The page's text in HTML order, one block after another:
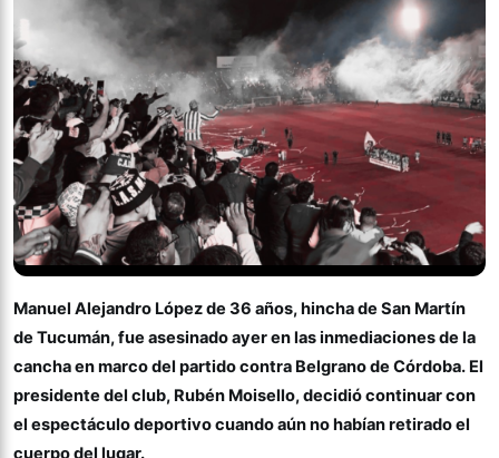
Manuel Alejandro Lópezde 36 años, hincha de San Martín
de Tucumán, fue asesinado ayer en las inmediaciones de la
cancha en marco del partido contra Belgrano de Córdoba. El
presidente del club, Rubén Moisello, decidió continuar con
el espectáculo deportivo cuando aún no habían retirado el
cuerpo del lugar.